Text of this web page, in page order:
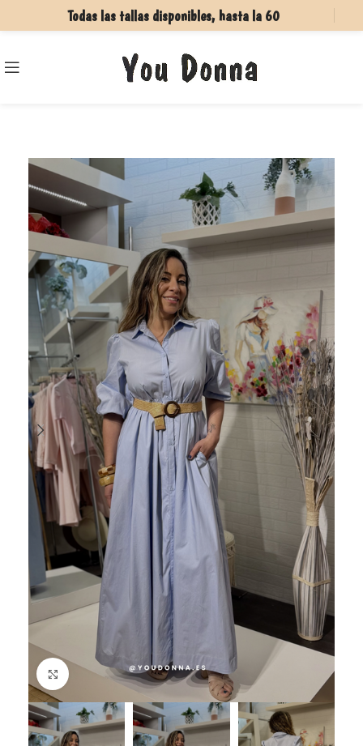
Todas las tallas disponibles, hasta la 60
Haga Click para agrandar